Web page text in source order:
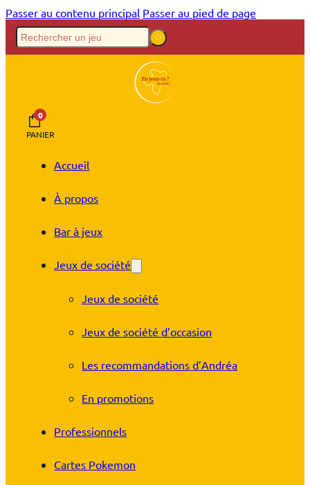
Passer au contenu principal Passer au pied de page
0
PANIER
Accueil
À propos
Bar à jeux
Jeux de société
Jeux de société
Jeux de société d’occasion
Les recommandations d’Andréa
En promotions
Professionnels
Cartes Pokemon